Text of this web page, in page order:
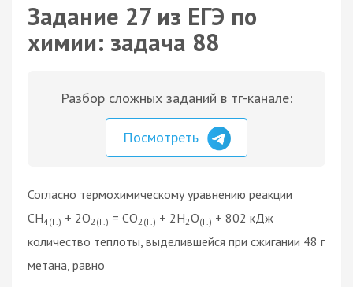
Задание 27 из ЕГЭ по
химии: задача 88
Разбор сложных заданий в тг-канале:
Посмотреть
Согласно термохимическому уравнению реакции
CH4(Г.) + 2O2(Г.) = CO2(Г.) + 2H2O(Г.) + 802 кДж
количество теплоты, выделившейся при сжигании 48 г
метана, равно